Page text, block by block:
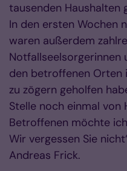
tausenden Haushalten
In den ersten Wochen
waren außerdem
Notfallseelsorgerinnen
den betroffenen Orten
zu zögern geholfen
Stelle noch einmal von
Betroffenen möchte
Wir vergessen Sie
Andreas Frick.